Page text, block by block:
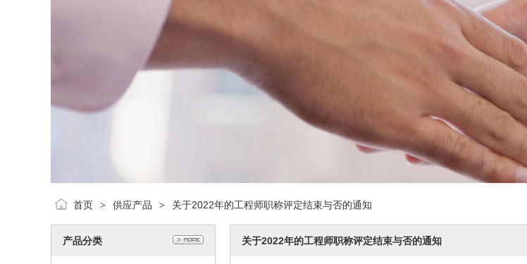
首页 > 供应产品 > 关于2022年的工程师职称评定结束与否的通知
产品分类 关于2022年的工程师职称评定结束与否的通知